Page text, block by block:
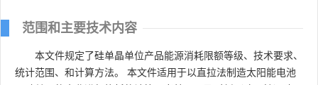
范围和主要技术内容
本文件规定了硅单晶单位产品能源消耗限额等级、技术要求、
统计范围、和计算方法。 本文件适用于以直拉法制造太阳能电池